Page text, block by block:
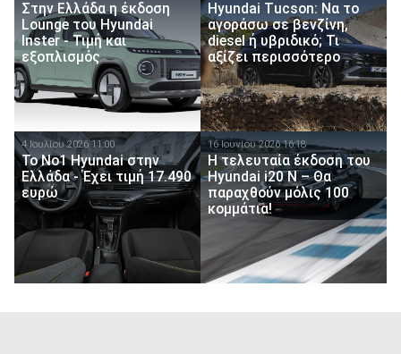
Στην Ελλάδα η έκδοση
Lounge του Hyundai
Inster - Τιμή και
εξοπλισμός
Hyundai Tucson: Να το
αγοράσω σε βενζίνη,
diesel ή υβριδικό; Τι
αξίζει περισσότερο
4 Ιουλίου 2026 11:00
Το Νο1 Hyundai στην
Ελλάδα - Έχει τιμή 17.490
ευρώ
16 Ιουνίου 2026 16:18
Η τελευταία έκδοση του
Hyundai i20 N – Θα
παραχθούν μόλις 100
κομμάτια!